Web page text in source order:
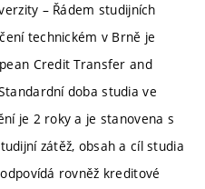
– Řádem studijních
technickém v Brně je
Credit Transfer and
doba studia ve
je 2 roky a je stanovena s
zátěž, obsah a cíl studia
rovněž kreditové